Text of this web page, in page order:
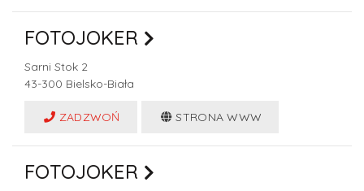
FOTOJOKER
Sarni Stok 2
43-300 Bielsko-Biała
ZADZWOŃ STRONA WWW
FOTOJOKER